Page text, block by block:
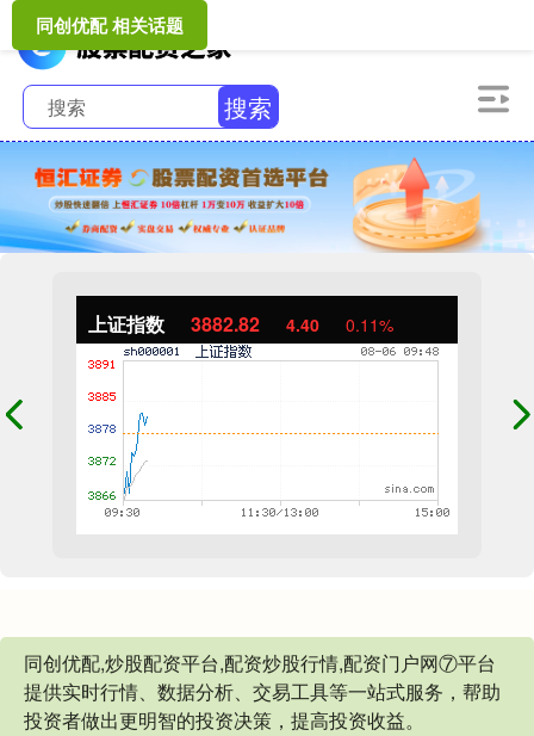
搜索
上证指数 3882.82 4.40 0.11%
同创优配,炒股配资平台,配资炒股行情,配资门户网⑦平台
提供实时行情、数据分析、交易工具等一站式服务，帮助
投资者做出更明智的投资决策，提高投资收益。
同创优配 相关话题